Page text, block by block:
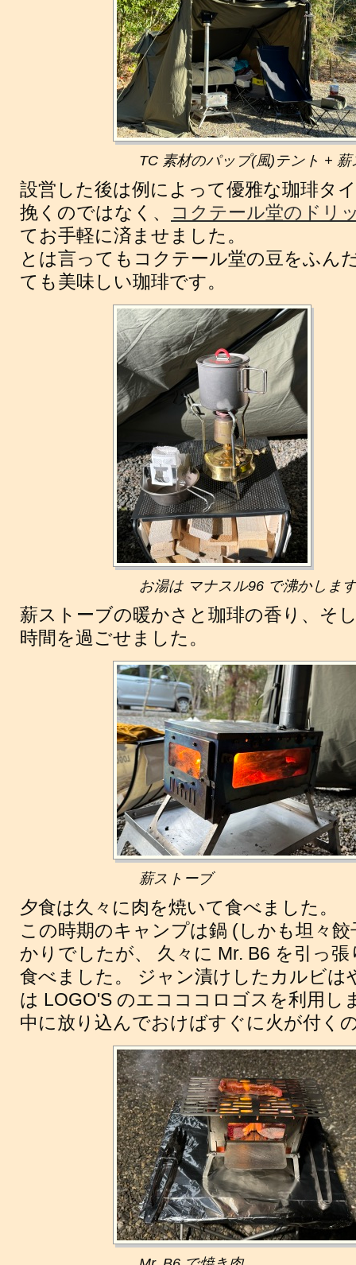
TC 素材のパップ(風)テント +
設営した後は例によって優雅な珈琲タ
挽くのではなく、
コクテール堂のドリ
てお手軽に済ませました。
とは言ってもコクテール堂の豆をふん
ても美味しい珈琲です。
お湯は マナスル96 で沸かしま
薪ストーブの暖かさと珈琲の香り、そ
時間を過ごせました。
薪ストーブ
夕食は久々に肉を焼いて食べました。
この時期のキャンプは鍋 (しかも坦々
かりでしたが、 久々に Mr. B6 を引っ
食べました。 ジャン漬けしたカルビは
は LOGO'S のエコココロゴスを利用し
中に放り込んでおけばすぐに火が付く